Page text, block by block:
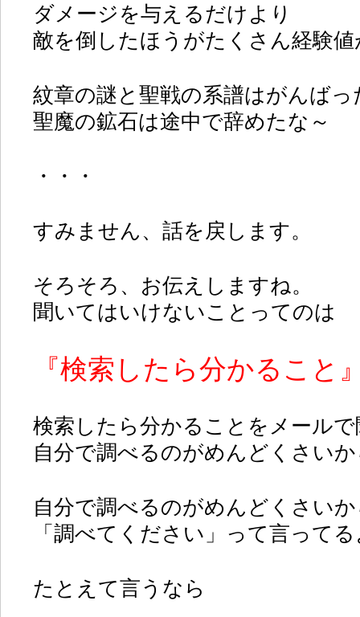
ダメージを与えるだけより
敵を倒したほうがたくさん経験
紋章の謎と聖戦の系譜はがんばっ
聖魔の鉱石は途中で辞めたな～
・・・
すみません、話を戻します。
そろそろ、お伝えしますね。
聞いてはいけないことってのは
『検索したら分かること
検索したら分かることをメール
自分で調べるのがめんどくさい
自分で調べるのがめんどくさい
「調べてください」って言って
たとえて言うなら